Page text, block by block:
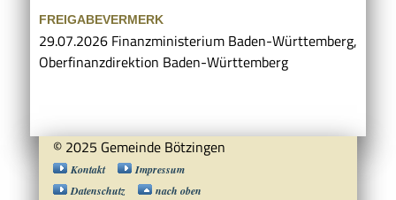
FREIGABEVERMERK
29.07.2026 Finanzministerium Baden-Württemberg,
Oberfinanzdirektion Baden-Württemberg
© 2025 Gemeinde Bötzingen
Kontakt
Impressum
Datenschutz
nach oben